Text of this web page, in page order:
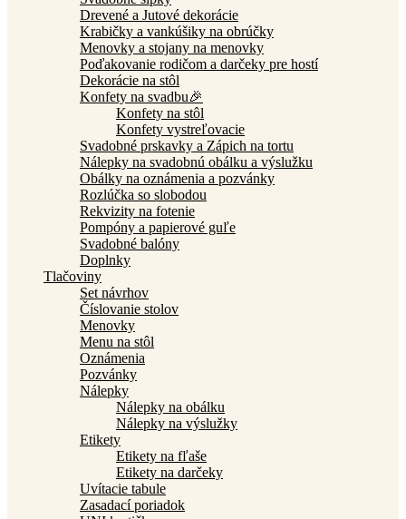
Drevené a Jutové dekorácie
Krabičky a vankúšiky na obrúčky
Menovky a stojany na menovky
Poďakovanie rodičom a darčeky pre hostí
Dekorácie na stôl
Konfety na svadbu🎉
Konfety na stôl
Konfety vystreľovacie
Svadobné prskavky a Zápich na tortu
Nálepky na svadobnú obálku a výslužku
Obálky na oznámenia a pozvánky
Rozlúčka so slobodou
Rekvizity na fotenie
Pompóny a papierové guľe
Svadobné balóny
Doplnky
Tlačoviny
Set návrhov
Číslovanie stolov
Menovky
Menu na stôl
Oznámenia
Pozvánky
Nálepky
Nálepky na obálku
Nálepky na výslužky
Etikety
Etikety na fľaše
Etikety na darčeky
Uvítacie tabule
Zasadací poriadok